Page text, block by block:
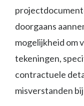
doorgaans
mogelijkheid om
tekeningen,
contractuele
misverstanden